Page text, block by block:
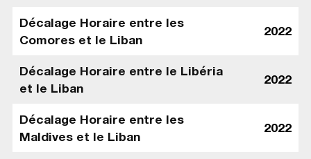
Décalage Horaire entre les
Comores et le Liban
2022
Décalage Horaire entre le Libéria
et le Liban
2022
Décalage Horaire entre les
Maldives et le Liban
2022